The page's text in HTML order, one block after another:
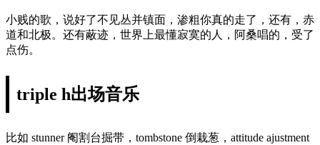
小贱的歌，说好了不见丛并镇面，渗粗你真的走了，还有，赤
道和北极。还有蔽迹，世界上最懂寂寞的人，阿桑唱的，受了
点伤。
triple h出场音乐
比如 stunner 阉割台掘带，tombstone 倒栽葱，attitude ajustment